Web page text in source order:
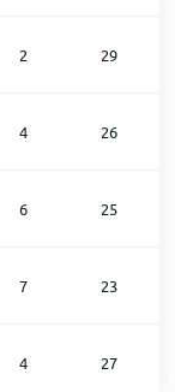
2 29
4 26
6 25
7 23
4 27